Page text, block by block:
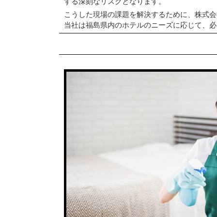
こうした現場の課題を解決するために、株式
当社は福島県内のホテルのニーズに応じて、